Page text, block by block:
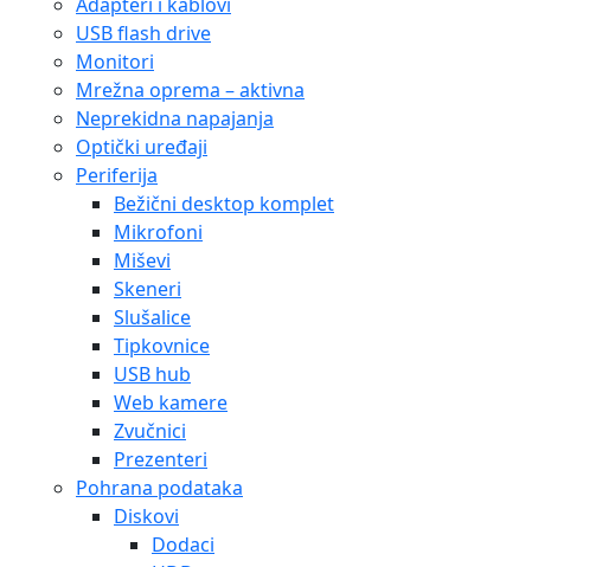
USB flash drive
Monitori
Mrežna oprema – aktivna
Neprekidna napajanja
Optički uređaji
Periferija
Bežični desktop komplet
Mikrofoni
Miševi
Skeneri
Slušalice
Tipkovnice
USB hub
Web kamere
Zvučnici
Prezenteri
Pohrana podataka
Diskovi
Dodaci